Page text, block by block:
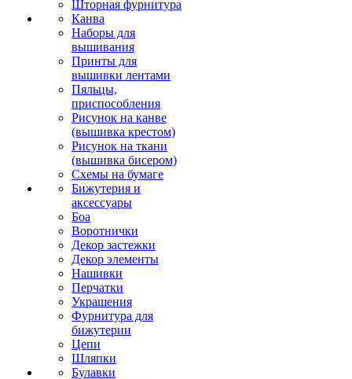
Шторная фурнитура
Канва
Наборы для
вышивания
Принты для
вышивки лентами
Пяльцы,
приспособления
Рисунок на канве
(вышивка крестом)
Рисунок на ткани
(вышивка бисером)
Схемы на бумаге
Бижутерия и
аксессуары
Боа
Воротнички
Декор застежки
Декор элементы
Нашивки
Перчатки
Украшения
Фурнитура для
бижутерии
Цепи
Шляпки
Булавки